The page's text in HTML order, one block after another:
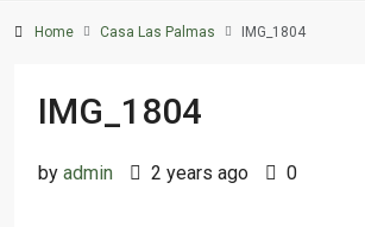
Home Casa Las Palmas IMG_1804
IMG_1804
by admin 2 years ago 0